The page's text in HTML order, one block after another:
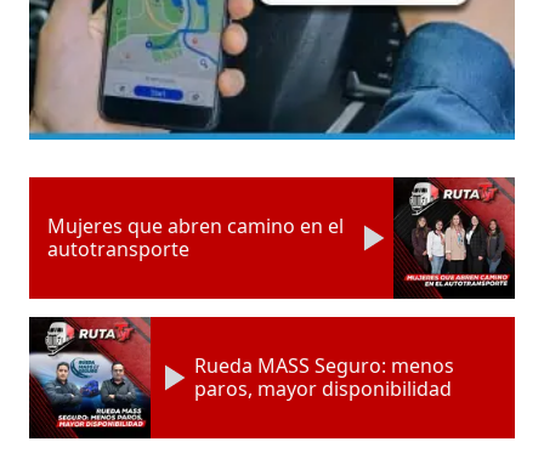
Mujeres que abren camino en el
autotransporte
Rueda MASS Seguro: menos
paros, mayor disponibilidad